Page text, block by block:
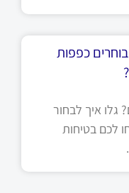
כפפות
גלו איך לבחור
לכם בטיחות